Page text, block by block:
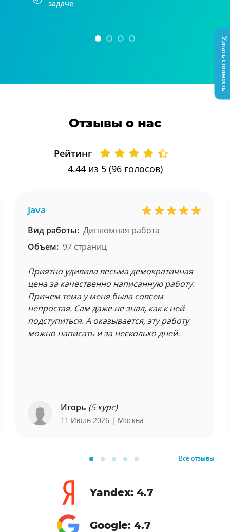
задаче
Отзывы о нас
Рейтинг
4.44из 5 (96 голосов)
Java
Вид работы: Дипломная работа
Объем: 97 страниц
Приятно удивила весьма демократичная
цена за качественно написанную работу.
Причем тема у меня была совсем
непростая. Сам даже не знал, как к ней
подступиться. А оказывается, эту работу
можно написать и за несколько дней.
Игорь (5 курс)
11 Июль 2026 | Москва
Все отзывы
Yandex: 4.7
Google: 4.7
Узнать стоимость